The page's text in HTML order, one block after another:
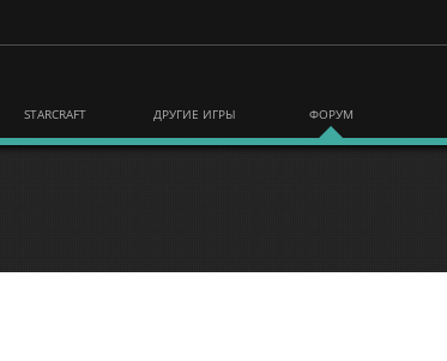
STARCRAFT ДРУГИЕ ИГРЫ ФОРУМ